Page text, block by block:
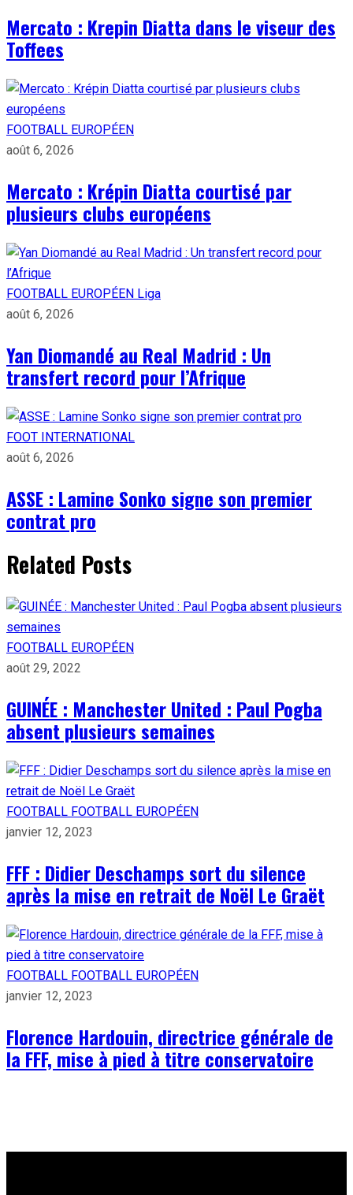
Mercato : Krepin Diatta dans le viseur des
Toffees
FOOTBALL EUROPÉEN
août 6, 2026
Mercato : Krépin Diatta courtisé par
plusieurs clubs européens
FOOTBALL EUROPÉEN Liga
août 6, 2026
Yan Diomandé au Real Madrid : Un
transfert record pour l’Afrique
FOOT INTERNATIONAL
août 6, 2026
ASSE : Lamine Sonko signe son premier
contrat pro
Related Posts
FOOTBALL EUROPÉEN
août 29, 2022
GUINÉE : Manchester United : Paul Pogba
absent plusieurs semaines
FOOTBALL FOOTBALL EUROPÉEN
janvier 12, 2023
FFF : Didier Deschamps sort du silence
après la mise en retrait de Noël Le Graët
FOOTBALL FOOTBALL EUROPÉEN
janvier 12, 2023
Florence Hardouin, directrice générale de
la FFF, mise à pied à titre conservatoire